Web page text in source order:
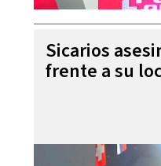
Sicarios
frente a su